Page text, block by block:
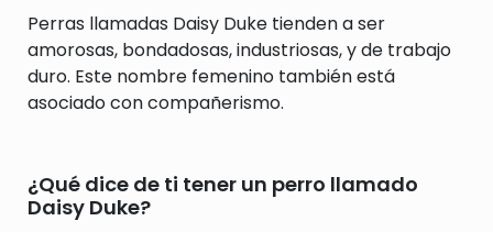
Perras llamadas Daisy Duke tienden a ser
amorosas, bondadosas, industriosas, y de trabajo
duro. Este nombre femenino también está
asociado con compañerismo.
¿Qué dice de ti tener un perro llamado
Daisy Duke?